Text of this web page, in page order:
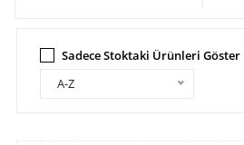
Sadece Stoktaki Ürünleri Göster
A-Z